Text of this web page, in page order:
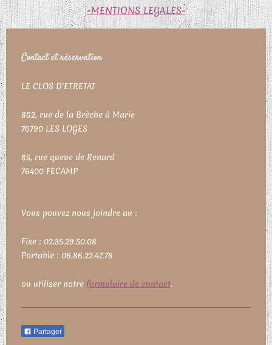
-MENTIONS LEGALES-
Contact et réservation
LE CLOS D'ETRETAT
862, rue de la Brèche à Marie
76790 LES LOGES
85, rue queue de Renard
76400 FECAMP
Vous pouvez nous joindre au :
Fixe : 02.35.29.50.08
Portable : 06.86.22.47.78
ou utiliser notre formulaire de contact.
Partager